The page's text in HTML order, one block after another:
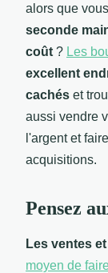
alors que
seconde
coût ? Les
excellent
cachés et
aussi vendre
l'argent et
acquisitions.
Pensez
Les ventes
moyen de